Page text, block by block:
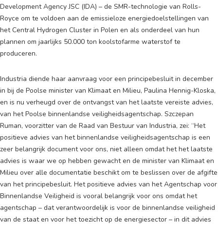
Development Agency JSC (IDA) – de SMR-technologie van Rolls-
Royce om te voldoen aan de emissieloze energiedoelstellingen van
het Central Hydrogen Cluster in Polen en als onderdeel van hun
plannen om jaarlijks 50.000 ton koolstofarme waterstof te
produceren.
Industria diende haar aanvraag voor een principebesluit in december
in bij de Poolse minister van Klimaat en Milieu, Paulina Hennig-Kloska,
en is nu verheugd over de ontvangst van het laatste vereiste advies,
van het Poolse binnenlandse veiligheidsagentschap. Szczepan
Ruman, voorzitter van de Raad van Bestuur van Industria, zei: “Het
positieve advies van het binnenlandse veiligheidsagentschap is een
zeer belangrijk document voor ons, niet alleen omdat het het laatste
advies is waar we op hebben gewacht en de minister van Klimaat en
Milieu over alle documentatie beschikt om te beslissen over de afgifte
van het principebesluit. Het positieve advies van het Agentschap voor
Binnenlandse Veiligheid is vooral belangrijk voor ons omdat het
agentschap – dat verantwoordelijk is voor de binnenlandse veiligheid
van de staat en voor het toezicht op de energiesector – in dit advies